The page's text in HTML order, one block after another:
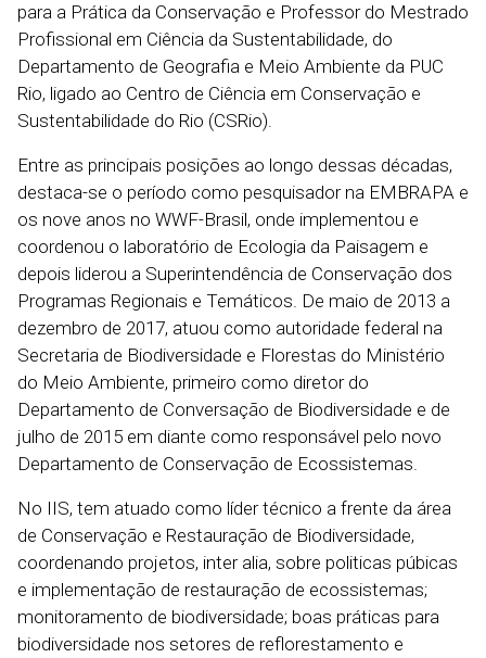
para a Prática da Conservação e Professor do Mestrado
Profissional em Ciência da Sustentabilidade, do
Departamento de Geografia e Meio Ambiente da PUC
Rio, ligado ao Centro de Ciência em Conservação e
Sustentabilidade do Rio (CSRio).
Entre as principais posições ao longo dessas décadas,
destaca-se o período como pesquisador na EMBRAPA e
os nove anos no WWF-Brasil, onde implementou e
coordenou o laboratório de Ecologia da Paisagem e
depois liderou a Superintendência de Conservação dos
Programas Regionais e Temáticos. De maio de 2013 a
dezembro de 2017, atuou como autoridade federal na
Secretaria de Biodiversidade e Florestas do Ministério
do Meio Ambiente, primeiro como diretor do
Departamento de Conversação de Biodiversidade e de
julho de 2015 em diante como responsável pelo novo
Departamento de Conservação de Ecossistemas.
No IIS, tem atuado como líder técnico a frente da área
de Conservação e Restauração de Biodiversidade,
coordenando projetos, inter alia, sobre politicas púbicas
e implementação de restauração de ecossistemas;
monitoramento de biodiversidade; boas práticas para
biodiversidade nos setores de reflorestamento e